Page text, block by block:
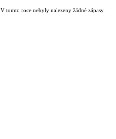
V tomto roce nebyly nalezeny žádné zápasy.